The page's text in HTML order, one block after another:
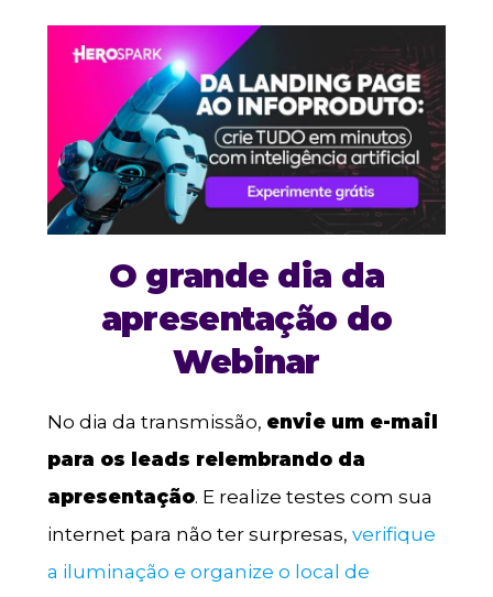
O grande dia da
apresentação do
Webinar
No dia da transmissão, envie um e-mail
para os leads relembrando da
apresentação. E realize testes com sua
internet para não ter surpresas, verifique
a iluminação e organize o local de